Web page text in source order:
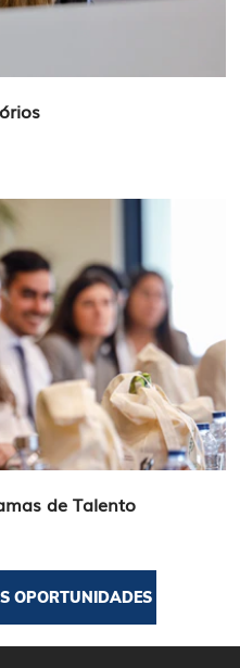
de Talento
OPORTUNIDADES